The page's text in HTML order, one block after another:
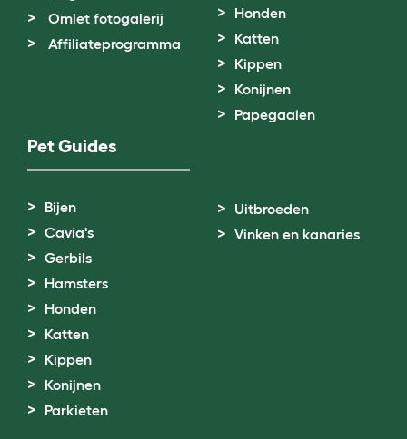
Omlet fotogalerij
Affiliateprogramma
Honden
Katten
Kippen
Konijnen
Papegaaien
Pet Guides
Bijen
Cavia's
Gerbils
Hamsters
Honden
Katten
Kippen
Konijnen
Parkieten
Uitbroeden
Vinken en kanaries